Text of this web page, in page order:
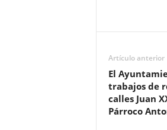
Artículo anterior
El
trabajos de
calles Juan
Párroco